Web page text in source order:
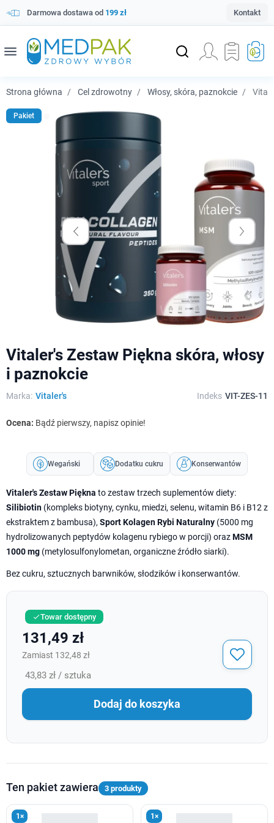
Darmowa dostawa od 199 zł Kontakt
menu
Strona główna Cel zdrowotny Włosy, skóra, paznokcie
Pakiet
Vitaler's Zestaw Piękna skóra, włosy
i paznokcie
Marka: Vitaler's Indeks VIT-ZES-11
Ocena: Bądź pierwszy, napisz opinie!
Wegański Dodatku cukru Konserwantów
Vitaler's Zestaw Piękna to zestaw trzech suplementów diety:
Silibiotin (kompleks biotyny, cynku, miedzi, selenu, witamin B6 i B12 z
ekstraktem z bambusa), Sport Kolagen Rybi Naturalny (5000 mg
hydrolizowanych peptydów kolagenu rybiego w porcji) orazMSM
1000 mg (metylosulfonylometan, organiczne źródło siarki).
Bez cukru, sztucznych barwników, słodzików i konserwantów.
Towar dostępny
131,49 zł
Zamiast 132,48 zł
43,83 zł / sztuka
Dodaj do koszyka
Ten pakiet zawiera 3 produkty
1× 1×